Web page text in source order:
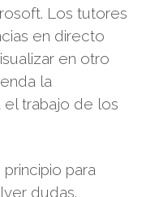
Los tutores
en directo
en otro
la
el trabajo de los
para
dudas.